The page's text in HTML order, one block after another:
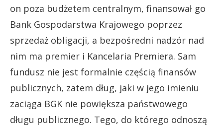
on poza budżetem centralnym, finansował go
Bank Gospodarstwa Krajowego poprzez
sprzedaż obligacji, a bezpośredni nadzór nad
nim ma premier i Kancelaria Premiera. Sam
fundusz nie jest formalnie częścią finansów
publicznych, zatem dług, jaki w jego imieniu
zaciąga BGK nie powiększa państwowego
długu publicznego. Tego, do którego odnoszą